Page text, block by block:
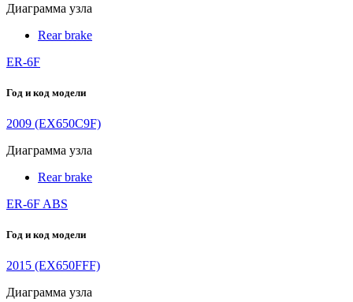
Диаграмма узла
Rear brake
ER-6F
Год и код модели
2009 (EX650C9F)
Диаграмма узла
Rear brake
ER-6F ABS
Год и код модели
2015 (EX650FFF)
Диаграмма узла